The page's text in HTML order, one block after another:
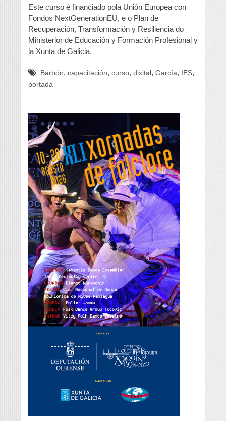
Este curso é financiado pola Unión Europea con
Fondos NextGenerationEU, e o Plan de
Recuperación, Transformación y Resiliencia do
Ministerior de Educación y Formación Profesional y
la Xunta de Galicia.
Barbón, capacitación, curso, dixital , García, IES,
portada